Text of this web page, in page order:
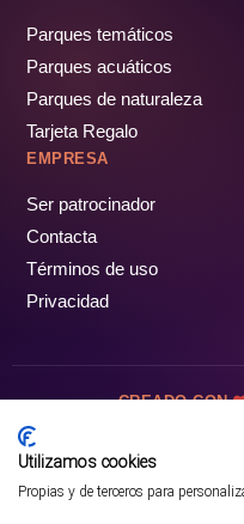
Parques temáticos
Parques acuáticos
Parques de naturaleza
Tarjeta Regalo
EMPRESA
Ser patrocinador
Contacta
Términos de uso
Privacidad
CREADO CON
Utilizamos cookies
Propias y de terceros para